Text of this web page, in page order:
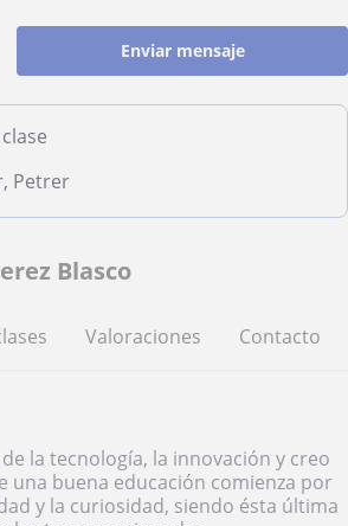
Enviar mensaje
Petrer
Blasco
Valoraciones Contacto
la tecnología, la innovación y creo
una buena educación comienza por
y la curiosidad, siendo ésta última